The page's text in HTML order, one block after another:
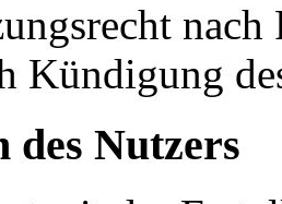
Kündigung
des Nutzers